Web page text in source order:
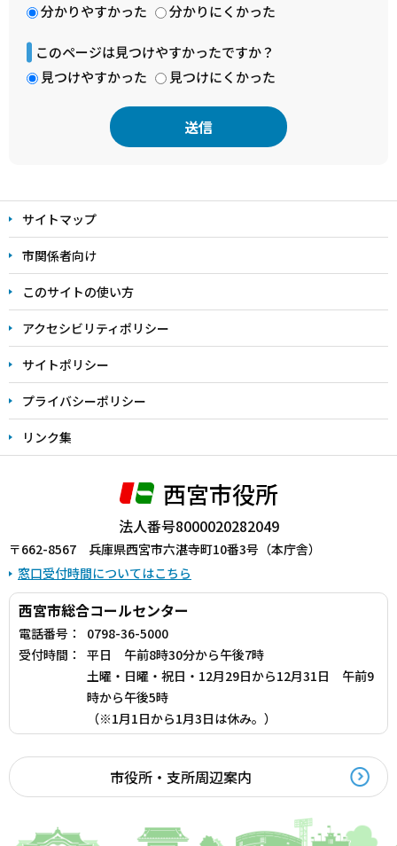
分かりやすかった
分かりにくかった
このページは見つけやすかったですか？
見つけやすかった
見つけにくかった
文
こ
こ
ま
で
サイトマップ
市関係者向け
このサイトの使い方
アクセシビリティポリシー
サイトポリシー
プライバシーポリシー
リンク集
西宮市役所
法人番号8000020282049
〒662-8567 兵庫県西宮市六湛寺町10番3号（本庁舎）
窓口受付時間についてはこちら
西宮市総合コールセンター
電話番号：
0798-36-5000
受付時間：
平日 午前8時30分から午後7時
土曜・日曜・祝日・12月29日から12月31日 午前9
時から午後5時
（※1月1日から1月3日は休み。）
市役所・支所周辺案内